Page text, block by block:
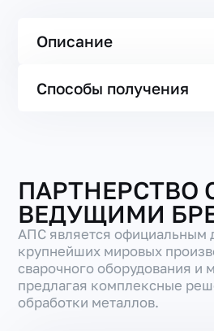
Описание
Способы получения
ПАРТНЕРСТВО
ВЕДУЩИМИ
АПС является официальным
крупнейших мировых
сварочного оборудования и
предлагая комплексные
обработки металлов.